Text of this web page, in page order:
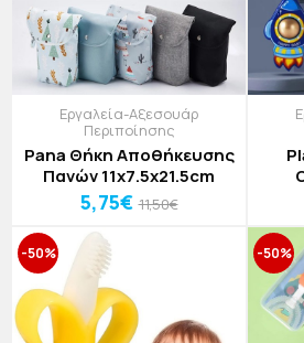
Εργαλεία-Αξεσουάρ
Περιποίησης
Pana Θήκη Αποθήκευσης
Πανών 11x7.5x21.5cm
5,75€ 11,50€
-50% -50%